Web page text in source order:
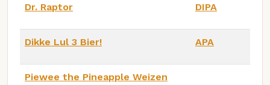
Dr. Raptor DIPA
Dikke Lul 3 Bier! APA
Piewee the Pineapple Weizen